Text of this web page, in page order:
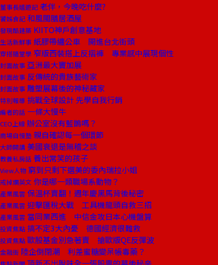
董事長嬉遊記 老伴，今晚吃什麼?
饕姊食記 和風閩膳居酒屋
發現酷建築 KIITO神戶創意基地
生活新鮮事 紙膠帶纏公車 開進台北街頭
穿搭隨堂學 窄版西裝搭上反摺褲 專業感中展現個性
封面故事 亞洲最大竇加展
封面故事 反傳統的貴族藝術家
封面故事 雕塑展幕後的神秘藏家
特別報導 挑戰全球設計 先學自我行銷
編者的話 一條大慢牛
CEO上線 辦公室沒有藍鵲嗎？
商場自慢塾 親自確認每一個環節
大師開講 美國衰退是無稽之談
教養私房話 養出常笑的孩子
View人物 窮到只剩下選美的委內瑞拉小姐
戒掉爛英文 你是哪一類職場系動物？
產業風雲 保溫杯賣翻！週年慶黑馬背後秘密
產業風雲 迎擊匯稅大戰 工具機龍頭自救三招
產業風雲 當同業西進 中信金攻日本心機盤算
投資焦點 搞不定3大內憂 德國經濟很難救
投資焦點 歐股基金別急著賣 搶歐版QE反彈波
金融街 陸企倒閉潮 利差蜜糖變呆帳毒藥？